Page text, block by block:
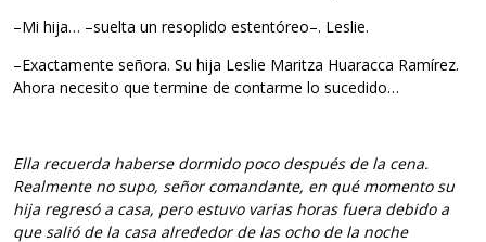
–Mi hija… –suelta un resoplido estentóreo–. Leslie.
–Exactamente señora. Su hija Leslie Maritza Huaracca Ramírez.
Ahora necesito que termine de contarme lo sucedido…
Ella recuerda haberse dormido poco después de la cena.
Realmente no supo, señor comandante, en qué momento su
hija regresó a casa, pero estuvo varias horas fuera debido a
que salió de la casa alrededor de las ocho de la noche